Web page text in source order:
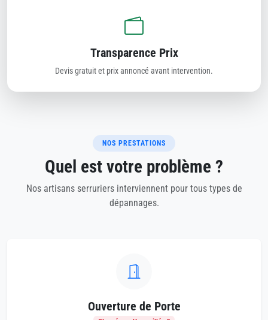
Transparence Prix
Devis gratuit et prix annoncé avant intervention.
NOS PRESTATIONS
Quel est votre problème ?
Nos artisans serruriers interviennent pour tous types de
dépannages.
Ouverture de Porte